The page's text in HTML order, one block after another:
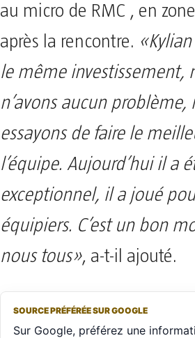
au micro de RMC , en
après la rencontre.
le même investissement,
n’avons aucun problème,
essayons de faire le
l’équipe. Aujourd’hui il a
exceptionnel, il a joué
équipiers. C’est un bon
nous tous», a-t-il ajouté.
SOURCE PRÉFÉRÉE SUR GOOGLE
Sur Google, préférez une